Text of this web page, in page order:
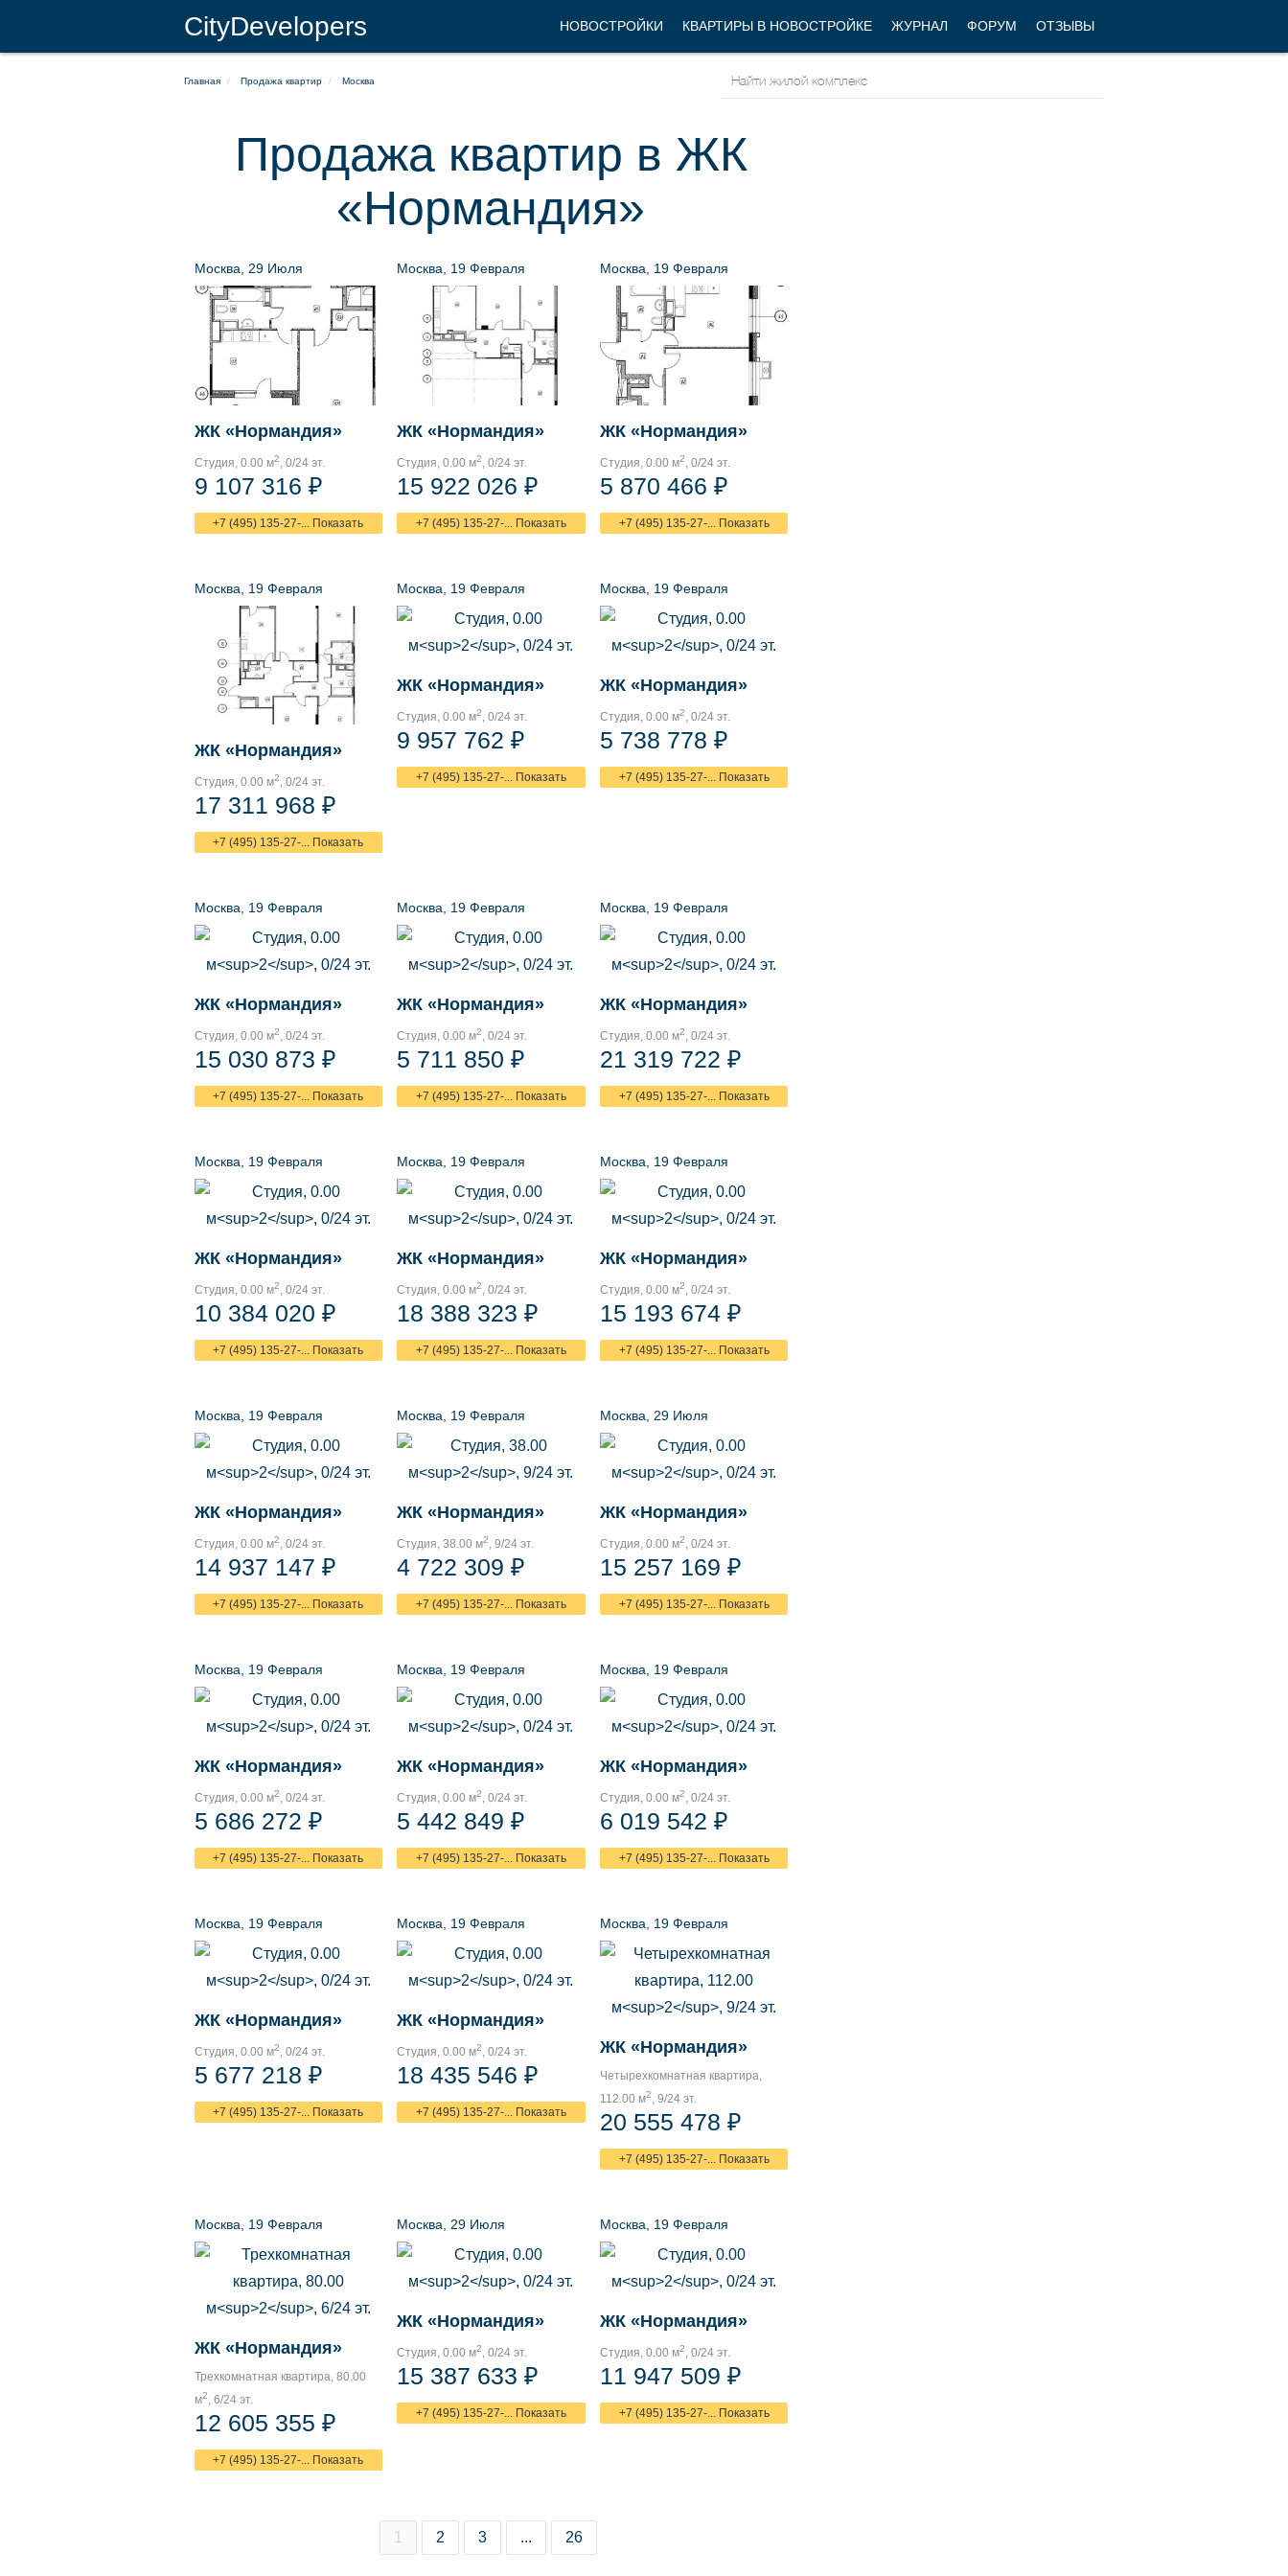
CityDevelopers НОВОСТРОЙКИ КВАРТИРЫ В НОВОСТРОЙКЕ ЖУРНАЛ ФОРУМ ОТЗЫВЫ
Главная Продажа квартир Москва
Продажа квартир в ЖК
«Нормандия»
Москва, 29 Июля
ЖК «Нормандия»
Студия, 0.00 м2 , 0/24 эт.
9 107 316 ₽
+7 (495) 135-27-... Показать
Москва, 19 Февраля
ЖК «Нормандия»
Студия, 0.00 м2 , 0/24 эт.
15 922 026 ₽
+7 (495) 135-27-... Показать
Москва, 19 Февраля
ЖК «Нормандия»
Студия, 0.00 м2 , 0/24 эт.
5 870 466 ₽
+7 (495) 135-27-... Показать
Москва, 19 Февраля
ЖК «Нормандия»
Студия, 0.00 м2, 0/24 эт.
17 311 968 ₽
+7 (495) 135-27-... Показать
Москва, 19 Февраля
ЖК «Нормандия»
Студия, 0.00 м2 , 0/24 эт.
9 957 762 ₽
+7 (495) 135-27-... Показать
Москва, 19 Февраля
ЖК «Нормандия»
Студия, 0.00 м2 , 0/24 эт.
5 738 778 ₽
+7 (495) 135-27-... Показать
Москва, 19 Февраля
ЖК «Нормандия»
Студия, 0.00 м2, 0/24 эт.
15 030 873 ₽
+7 (495) 135-27-... Показать
Москва, 19 Февраля
ЖК «Нормандия»
Студия, 0.00 м2, 0/24 эт.
5 711 850 ₽
+7 (495) 135-27-... Показать
Москва, 19 Февраля
ЖК «Нормандия»
Студия, 0.00 м2, 0/24 эт.
21 319 722 ₽
+7 (495) 135-27-... Показать
Москва, 19 Февраля
ЖК «Нормандия»
Студия, 0.00 м2, 0/24 эт.
10 384 020 ₽
+7 (495) 135-27-... Показать
Москва, 19 Февраля
ЖК «Нормандия»
Студия, 0.00 м2, 0/24 эт.
18 388 323 ₽
+7 (495) 135-27-... Показать
Москва, 19 Февраля
ЖК «Нормандия»
Студия, 0.00 м2, 0/24 эт.
15 193 674 ₽
+7 (495) 135-27-... Показать
Москва, 19 Февраля
ЖК «Нормандия»
Студия, 0.00 м2, 0/24 эт.
14 937 147 ₽
+7 (495) 135-27-... Показать
Москва, 19 Февраля
ЖК «Нормандия»
Студия, 38.00 м2, 9/24 эт.
4 722 309 ₽
+7 (495) 135-27-... Показать
Москва, 29 Июля
ЖК «Нормандия»
Студия, 0.00 м2, 0/24 эт.
15 257 169 ₽
+7 (495) 135-27-... Показать
Москва, 19 Февраля
ЖК «Нормандия»
Студия, 0.00 м2, 0/24 эт.
5 686 272 ₽
+7 (495) 135-27-... Показать
Москва, 19 Февраля
ЖК «Нормандия»
Студия, 0.00 м2, 0/24 эт.
5 442 849 ₽
+7 (495) 135-27-... Показать
Москва, 19 Февраля
ЖК «Нормандия»
Студия, 0.00 м2, 0/24 эт.
6 019 542 ₽
+7 (495) 135-27-... Показать
Москва, 19 Февраля
ЖК «Нормандия»
Студия, 0.00 м2, 0/24 эт.
5 677 218 ₽
+7 (495) 135-27-... Показать
Москва, 19 Февраля
ЖК «Нормандия»
Студия, 0.00 м2, 0/24 эт.
18 435 546 ₽
+7 (495) 135-27-... Показать
Москва, 19 Февраля
ЖК «Нормандия»
Четырехкомнатная квартира,
112.00 м2, 9/24 эт.
20 555 478 ₽
+7 (495) 135-27-... Показать
Москва, 19 Февраля
ЖК «Нормандия»
Трехкомнатная квартира, 80.00
м2, 6/24 эт.
12 605 355 ₽
+7 (495) 135-27-... Показать
Москва, 29 Июля
ЖК «Нормандия»
Студия, 0.00 м2, 0/24 эт.
15 387 633 ₽
+7 (495) 135-27-... Показать
Москва, 19 Февраля
ЖК «Нормандия»
Студия, 0.00 м2, 0/24 эт.
11 947 509 ₽
+7 (495) 135-27-... Показать
1 2 3 ... 26